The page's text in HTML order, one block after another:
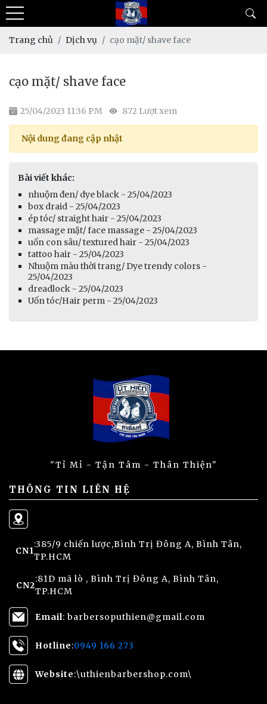
Trang chủ Dịch vụ cạo mặt/ shave face
cạo mặt/ shave face
25/04/2023 11:36 PM 872 Lượt xem
Nội dung đang cập nhật
Bài viết khác:
nhuộm đen/ dye black - 25/04/2023
box draid - 25/04/2023
ép tóc/ straight hair - 25/04/2023
massage mặt/ face massage - 25/04/2023
uốn con sâu/ textured hair - 25/04/2023
tattoo hair - 25/04/2023
Nhuộm màu thời trang/ Dye trendy colors -
25/04/2023
dreadlock - 25/04/2023
Uốn tóc/Hair perm - 25/04/2023
"Tỉ Mỉ - Tận Tâm - Thân Thiện"
THÔNG TIN LIÊN HỆ
CN1
:385/9 chiến lược,Bình Trị Đông A, Bình Tân,
TP.HCM
CN2
:81D mã lò , Bình Trị Đông A, Bình Tân,
TP.HCM
Email: barbersoputhien@gmail.com
Hotline:0949 166 273
Website:\uthienbarbershop.com\